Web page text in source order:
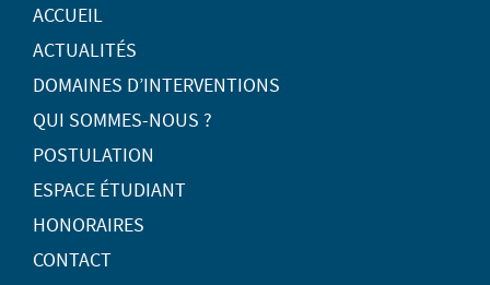
ACCUEIL
ACTUALITÉS
DOMAINES D’INTERVENTIONS
QUI SOMMES-NOUS ?
POSTULATION
ESPACE ÉTUDIANT
HONORAIRES
CONTACT